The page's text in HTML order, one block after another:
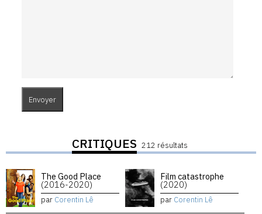
CRITIQUES 212 résultats
The Good Place
(2016-2020)
par Corentin Lê
Film catastrophe
(2020)
par Corentin Lê